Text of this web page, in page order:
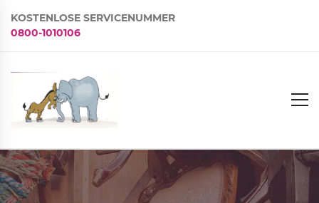
KOSTENLOSE SERVICENUMMER
0800-1010106